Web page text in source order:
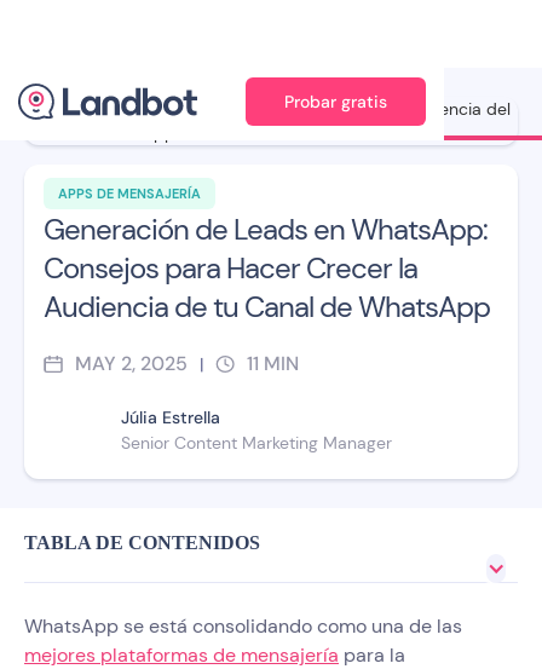
Probar gratis
APPS DE MENSAJERÍA
Generación de Leads en WhatsApp:
Consejos para Hacer Crecer la
Audiencia de tu Canal de WhatsApp
MAY 2, 2025 | 11 MIN
Júlia Estrella
Senior Content Marketing Manager
Ilustración: Adan Augusto
TABLA DE CONTENIDOS
WhatsApp se está consolidando como una de las
mejores plataformas de mensajería para la